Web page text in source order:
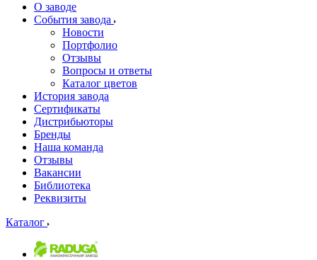
О заводе
События завода
Новости
Портфолио
Отзывы
Вопросы и ответы
Каталог цветов
История завода
Сертификаты
Дистрибьюторы
Бренды
Наша команда
Отзывы
Вакансии
Библиотека
Реквизиты
Каталог